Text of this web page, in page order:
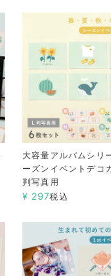
大容量アルバムシリ
ーズンイベントデコ
判写真用
¥ 297税込